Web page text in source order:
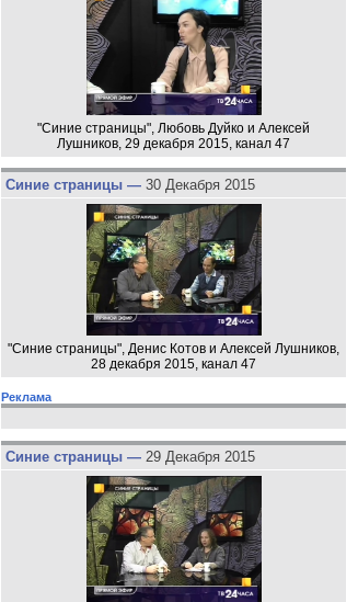
"Синие страницы", Любовь Дуйко и Алексей
Лушников, 29 декабря 2015, канал 47
Синие страницы — 30 Декабря 2015
"Синие страницы", Денис Котов и Алексей Лушников,
28 декабря 2015, канал 47
Реклама
Синие страницы — 29 Декабря 2015